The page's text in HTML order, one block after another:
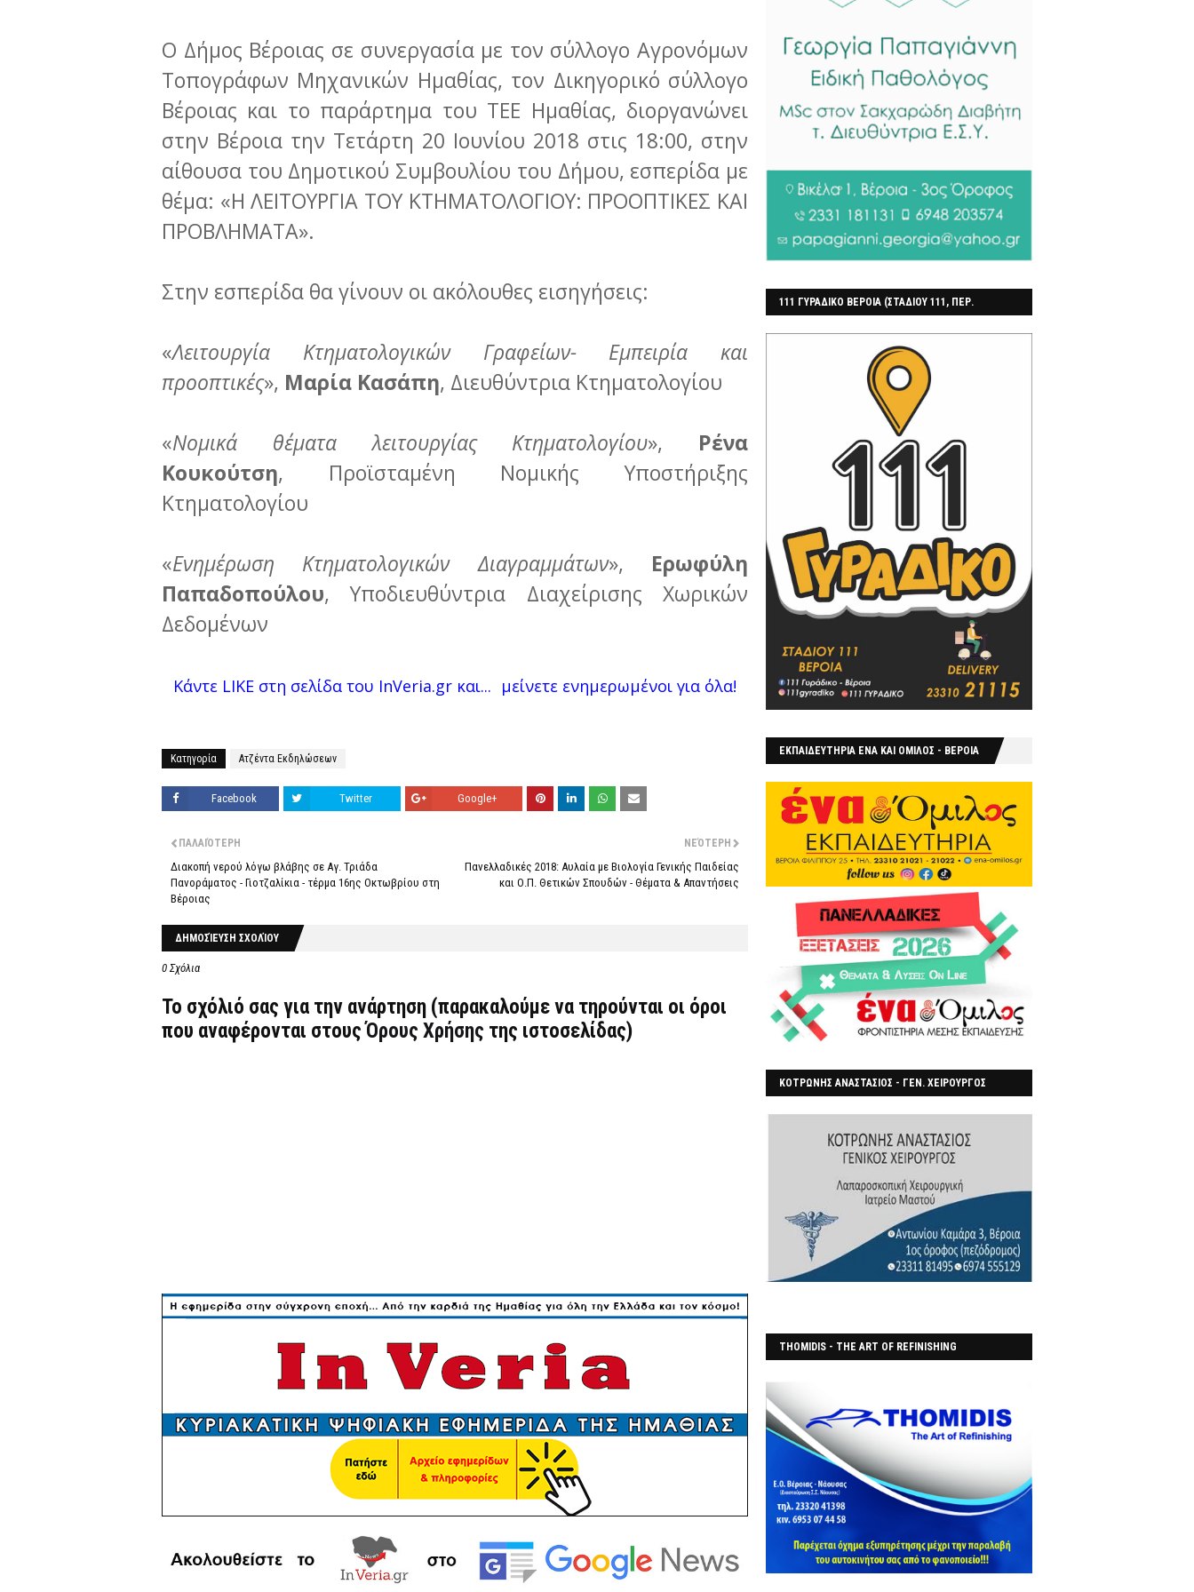
Ο Δήμος Βέροιας σε συνεργασία με τον σύλλογο Αγρονόμων
Τοπογράφων Μηχανικών Ημαθίας, τον Δικηγορικό σύλλογο
Βέροιας και το παράρτημα του ΤΕΕ Ημαθίας, διοργανώνει
στην Βέροια την Τετάρτη 20 Ιουνίου 2018 στις 18:00, στην
αίθουσα του Δημοτικού Συμβουλίου του Δήμου, εσπερίδα με
θέμα: «Η ΛΕΙΤΟΥΡΓΙΑ ΤΟΥ ΚΤΗΜΑΤΟΛΟΓΙΟΥ: ΠΡΟΟΠΤΙΚΕΣ ΚΑΙ
ΠΡΟΒΛΗΜΑΤΑ».
Στην εσπερίδα θα γίνουν οι ακόλουθες εισηγήσεις:
«Λειτουργία Κτηματολογικών Γραφείων- Εμπειρία και
προοπτικές», Μαρία Κασάπη, Διευθύντρια Κτηματολογίου
«Νομικά θέματα λειτουργίας Κτηματολογίου», Ρένα
Κουκούτση, Προϊσταμένη Νομικής Υποστήριξης
Κτηματολογίου
«Ενημέρωση Κτηματολογικών Διαγραμμάτων», Ερωφύλη
Παπαδοπούλου, Υποδιευθύντρια Διαχείρισης Χωρικών
Δεδομένων
Κάντε LIKE στη σελίδα του InVeria.gr και... μείνετε ενημερωμένοι για όλα!
Κατηγορία Ατζέντα Εκδηλώσεων
Facebook Twitter Google+
ΝΕΌΤΕΡΗ
Πανελλαδικές 2018: Αυλαία με Βιολογία Γενικής Παιδείας
και Ο.Π. Θετικών Σπουδών - Θέματα & Απαντήσεις
ΠΑΛΑΙΌΤΕΡΗ
Διακοπή νερού λόγω βλάβης σε Αγ. Τριάδα
Πανοράματος - Γιοτζαλίκια - τέρμα 16ης Οκτωβρίου στη
Βέροιας
ΔΗΜΟΣΊΕΥΣΗ ΣΧΟΛΊΟΥ
0 Σχόλια
Το σχόλιό σας για την ανάρτηση (παρακαλούμε να τηρούνται οι όροι
που αναφέρονται στουςΌρους Χρήσης της ιστοσελίδας)
111 ΓΥΡΑΔΙΚΟ ΒΕΡΟΙΑ (ΣΤΑΔΙΟΥ 111, ΠΕΡ.
ΕΚΠΑΙΔΕΥΤΗΡΙΑ ΕΝΑ ΚΑΙ ΟΜΙΛΟΣ - ΒΕΡΟΙΑ
ΚΟΤΡΩΝΗΣ ΑΝΑΣΤΑΣΙΟΣ - ΓΕΝ. ΧΕΙΡΟΥΡΓΟΣ
THOMIDIS - THE ART OF REFINISHING